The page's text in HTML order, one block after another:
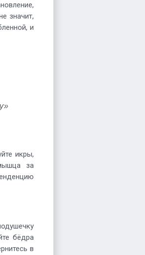
значит,
и
икры,
за
бёдра
в